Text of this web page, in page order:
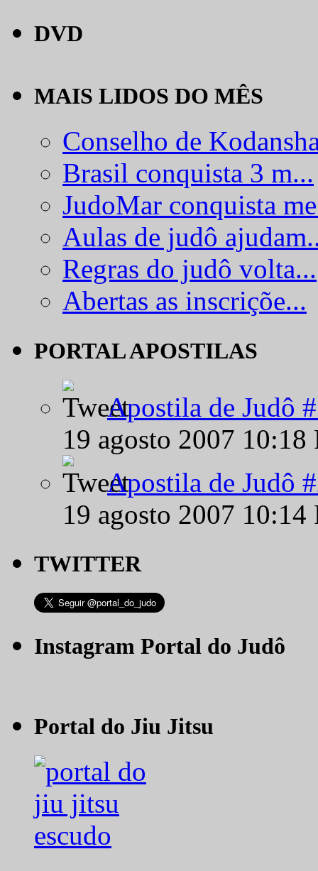
DVD
MAIS LIDOS DO MÊS
Conselho de
Brasil conquista 3 m...
JudoMar conquista
Aulas de judô
Regras do judô volta...
Abertas as inscriçõe...
PORTAL APOSTILAS
Apostila de Judô
19 agosto 2007
Apostila de Judô
19 agosto 2007
TWITTER
Instagram Portal do Judô
Portal do Jiu Jitsu